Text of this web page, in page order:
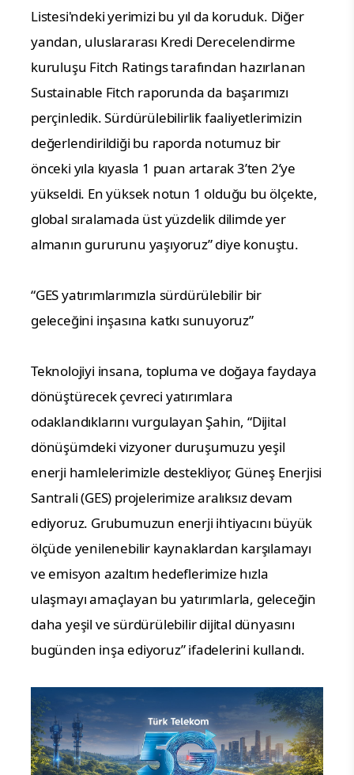
Listesi'ndeki yerimizi bu yıl da koruduk. Diğer
yandan, uluslararası Kredi Derecelendirme
kuruluşu Fitch Ratings tarafından hazırlanan
Sustainable Fitch raporunda da başarımızı
perçinledik. Sürdürülebilirlik faaliyetlerimizin
değerlendirildiği bu raporda notumuz bir
önceki yıla kıyasla 1 puan artarak 3’ten 2’ye
yükseldi. En yüksek notun 1 olduğu bu ölçekte,
global sıralamada üst yüzdelik dilimde yer
almanın gururunu yaşıyoruz” diye konuştu.
“GES yatırımlarımızla sürdürülebilir bir
geleceğini inşasına katkı sunuyoruz”
Teknolojiyi insana, topluma ve doğaya faydaya
dönüştürecek çevreci yatırımlara
odaklandıklarını vurgulayan Şahin, “Dijital
dönüşümdeki vizyoner duruşumuzu yeşil
enerji hamlelerimizle destekliyor, Güneş Enerjisi
Santrali (GES) projelerimize aralıksız devam
ediyoruz. Grubumuzun enerji ihtiyacını büyük
ölçüde yenilenebilir kaynaklardan karşılamayı
ve emisyon azaltım hedeflerimize hızla
ulaşmayı amaçlayan bu yatırımlarla, geleceğin
daha yeşil ve sürdürülebilir dijital dünyasını
bugünden inşa ediyoruz” ifadelerini kullandı.